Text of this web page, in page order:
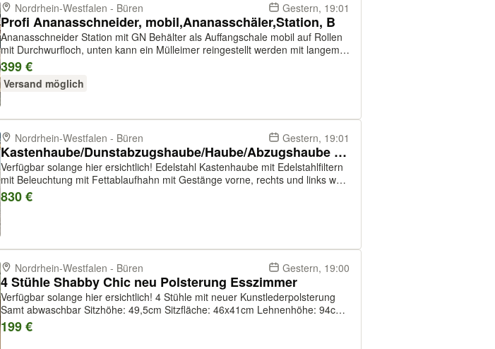
Nordrhein-Westfalen - Büren Gestern, 19:01
Profi Ananasschneider, mobil,Ananasschäler,Station, B
Ananasschneider Station mit GN Behälter als Auffangschale mobil auf Rollen
mit Durchwurfloch, unten kann ein Mülleimer reingestellt werden mit langem
Druckhebel Abmessungen: 90x70x90cm Speditionsversand 210€ Preis
inklusive MwSt!!!
399 €
Versand möglich
Nordrhein-Westfalen - Büren Gestern, 19:01
Kastenhaube/Dunstabzugshaube/Haube/Abzugshaube 260x100cm
Verfügbar solange hier ersichtlich! Edelstahl Kastenhaube mit Edelstahlfiltern
mit Beleuchtung mit Fettablaufhahn mit Gestänge vorne, rechts und links wo
man Kellen, Schaufeln usw aufhängen kann Abmessungen (BxTxH):
260x100x60cm (Breite zzgl der ...
830 €
Nordrhein-Westfalen - Büren Gestern, 19:00
4 Stühle Shabby Chic neu Polsterung Esszimmer
Verfügbar solange hier ersichtlich! 4 Stühle mit neuer Kunstlederpolsterung
Samt abwaschbar Sitzhöhe: 49,5cm Sitzfläche: 46x41cm Lehnenhöhe: 94cm
Preis inklusive MwSt!!
199 €